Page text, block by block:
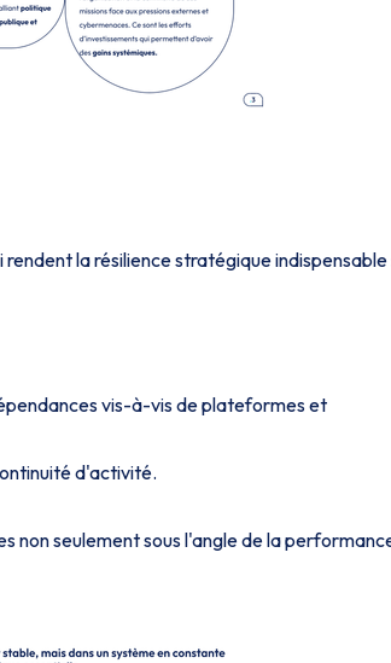
la résilience stratégique indispensable
vis-à-vis de plateformes et
d'activité.
non seulement sous l'angle de la